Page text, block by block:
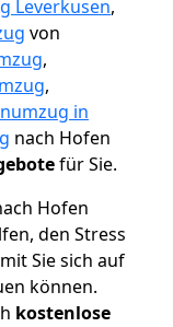
Leverkusen,
von
,
,
in
nach Hofen
für Sie.
Hofen
den Stress
Sie sich auf
können.
kostenlose